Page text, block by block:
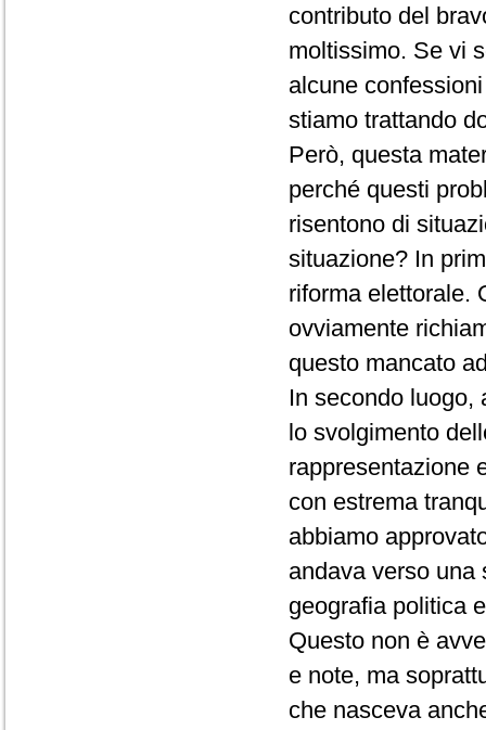
contributo del
moltissimo. Se vi
alcune
stiamo trattando
Però, questa
perché questi
risentono di
situazione? In
riforma elettorale.
ovviamente
questo mancato
In secondo luogo,
lo svolgimento
rappresentazione
con estrema
abbiamo
andava verso una
geografia politica
Questo non è
e note, ma
che nasceva